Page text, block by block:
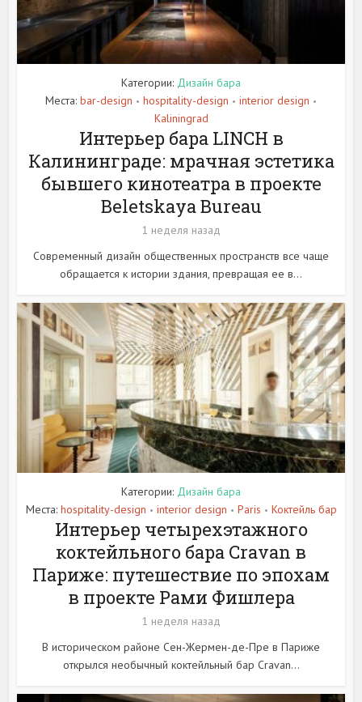
Категории: Дизайн бара
Места: bar-design • hospitality-design • interior design •
Kaliningrad
Интерьер бара LINCH в
Калининграде: мрачная эстетика
бывшего кинотеатра в проекте
Beletskaya Bureau
1 неделя назад
Современный дизайн общественных пространств все чаще
обращается к истории здания, превращая ее в...
Категории: Дизайн бара
Места: hospitality-design • interior design • Paris • Коктейль бар
Интерьер четырехэтажного
коктейльного бара Cravan в
Париже: путешествие по эпохам
в проекте Рами Фишлера
1 неделя назад
В историческом районе Сен-Жермен-де-Пре в Париже
открылся необычный коктейльный бар Cravan...